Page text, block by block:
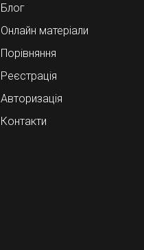
Блог
Онлайн матеріали
Порівняння
Реєстрація
Авторизація
Контакти